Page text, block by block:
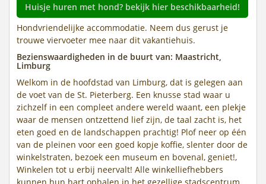
Huisje huren met hond? bekijk hier beschikbaarheid!
Hondvriendelijke accommodatie. Neem dus gerust je
trouwe viervoeter mee naar dit vakantiehuis.
Bezienswaardigheden in de buurt van: Maastricht,
Limburg
Welkom in de hoofdstad van Limburg, dat is gelegen aan
de voet van de St. Pieterberg. Een knusse stad waar u
zichzelf in een compleet andere wereld waant, een plekje
waar de mensen ontzettend lief zijn, de taal zacht is, het
eten goed en de landschappen prachtig! Plof neer op één
van de pleinen voor een goed kopje koffie, slenter door de
winkelstraten, bezoek een museum en bovenal, geniet!,
Winkelen tot u erbij neervalt! Alle winkelliefhebbers
kunnen hun hart ophalen in het gezellige stadscentrum